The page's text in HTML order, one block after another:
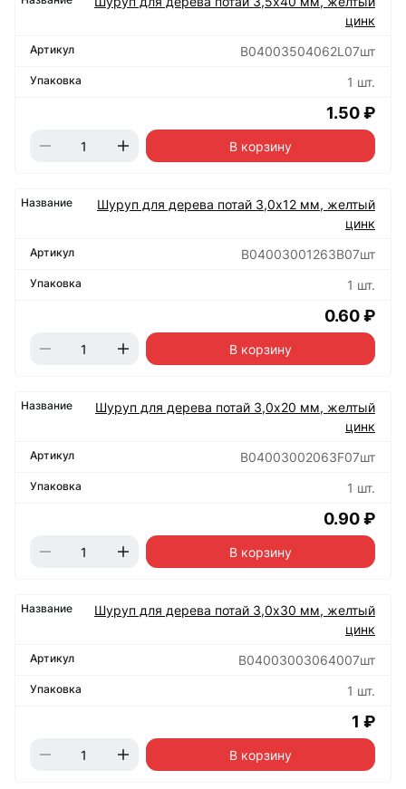
цинк
B04003504062L07шт
1 шт.
1.50 ₽
В корзину
Шуруп для дерева потай 3,0х12 мм, желтый
цинк
B04003001263B07шт
1 шт.
0.60 ₽
В корзину
Шуруп для дерева потай 3,0х20 мм, желтый
цинк
B04003002063F07шт
1 шт.
0.90 ₽
В корзину
Шуруп для дерева потай 3,0х30 мм, желтый
цинк
B04003003064007шт
1 шт.
1 ₽
В корзину